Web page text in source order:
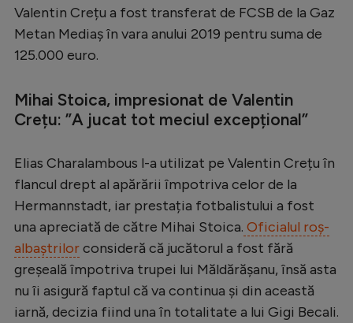
Ligue 1
Campionate
EURO 2024
Clasamente
Tenis
Handbal
Natație
Valentin Crețu a fost transferat de FCSB de la Gaz
Metan Mediaș în vara anului 2019 pentru suma de
125.000 euro.
Mihai Stoica, impresionat de Valentin
Crețu: ”A jucat tot meciul excepțional”
Elias Charalambous l-a utilizat pe Valentin Crețu în
flancul drept al apărării împotriva celor de la
Hermannstadt, iar prestația fotbalistului a fost
una apreciată de către Mihai Stoica. Oficialul roș-
albaștrilorconsideră că jucătorul a fost fără
greșeală împotriva trupei lui Măldărășanu, însă asta
nu îi asigură faptul că va continua și din această
iarnă, decizia fiind una în totalitate a lui Gigi Becali.